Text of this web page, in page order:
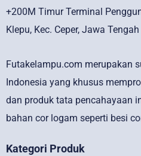
+200M Timur Terminal
Klepu, Kec. Ceper, Jawa
Futakelampu.com merupakan
Indonesia yang khusus
dan produk tata pencahayaan
bahan cor logam seperti besi
Kategori Produk